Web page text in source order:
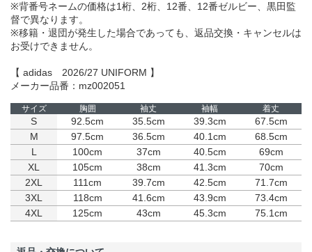
※背番号ネームの価格は1桁、2桁、12番、12番ゼルビー、黒田監
督で異なります。
※移籍・退団が発生した場合であっても、返品交換・キャンセルは
お受けできません。
【 adidas 2026/27 UNIFORM 】
メーカー品番：mz002051
サイズ 胸囲 袖丈 袖幅 着丈
S 92.5cm 35.5cm 39.3cm
67.5cm
M
97.5cm 36.5cm 40.1cm
68.5cm
L
100cm 37cm 40.5cm
69cm
XL
105cm 38cm 41.3cm
70cm
2XL
111cm 39.7cm 42.5cm
71.7cm
3XL
118cm 41.6cm 43.9cm
73.4cm
4XL
125cm 43cm 45.3cm 75.1cm